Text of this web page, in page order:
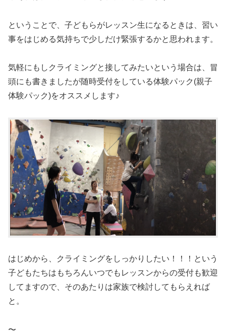
ということで、子どもらがレッスン生になるときは、習い
事をはじめる気持ちで少しだけ緊張するかと思われます。
気軽にもしクライミングと接してみたいという場合は、冒
頭にも書きましたが随時受付をしている体験パック(親子
体験パック)をオススメします♪
はじめから、クライミングをしっかりしたい！！！という
子どもたちはもちろんいつでもレッスンからの受付も歓迎
してますので、そのあたりは家族で検討してもらえれば
と。
〜